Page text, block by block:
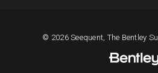
© 2026 Seequent, The Bentley